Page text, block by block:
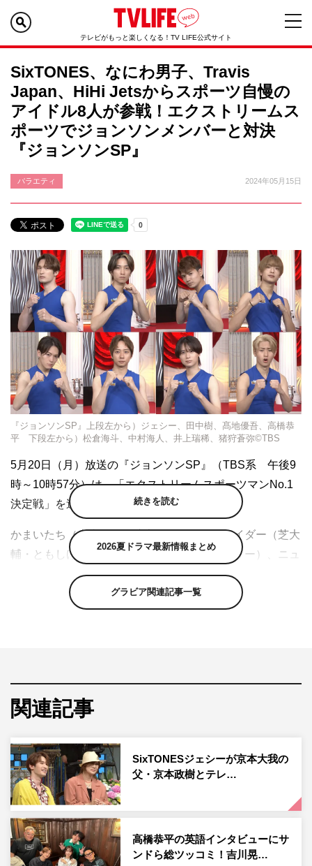
テレビがもっと楽しくなる！TV LIFE公式サイト
SixTONES、なにわ男子、Travis
Japan、HiHi Jetsからスポーツ自慢の
アイドル8人が参戦！エクストリームス
ポーツでジョンソンメンバーと対決
『ジョンソンSP』
バラエティ 2024年05月15日
『ジョンソンSP』上段左から）ジェシー、田中樹、髙地優吾、高橋恭
平 下段左から）松倉海斗、中村海人、井上瑞稀、猪狩蒼弥©TBS
5月20日（月）放送の『ジョンソンSP』（TBS系 午後9
時～10時57分）は、「エクストリームスポーツマンNo.1
決定戦」を送る。
かまいたち（山内健司・濱家隆一）、モグライダー（芝大
輔・ともしげ）、見取り図（盛山晋太郎・リリー）、ニュ
ーヨーク（嶋佐和也・屋敷裕政）の次世代を担う8人が出
演し、テレビでしか見ることができないさまざまな新企画
に挑戦していく総合バラエティ番組『ジョンソン』。
は、スポーツ自慢のアイドル8人。
SixTONESから『オールスター感謝祭』や『THE神業チャ
ダーに、髙地優吾、田中樹。なにわ男子から、幼いころか
らサッカーやバスケ、水泳などさまざまなスポーツを習っ
てきたという高橋恭平。そして圧巻のダンスパフォーマン
人、松倉海斗。さらにHiHi Jetsから運動自慢の井上瑞稀と
猪狩蒼弥が参戦する。
続きを読む
2026夏ドラマ最新情報まとめ
グラビア関連記事一覧
関連記事
SixTONESジェシーが京本大我の
父・京本政樹とテレ…
高橋恭平の英語インタビューにサ
ンドら総ツッコミ！吉川晃…